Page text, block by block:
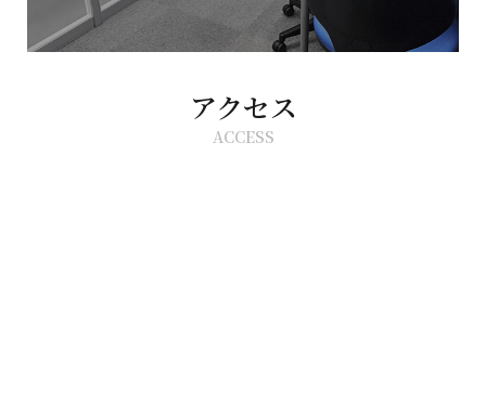
アクセス
ACCESS